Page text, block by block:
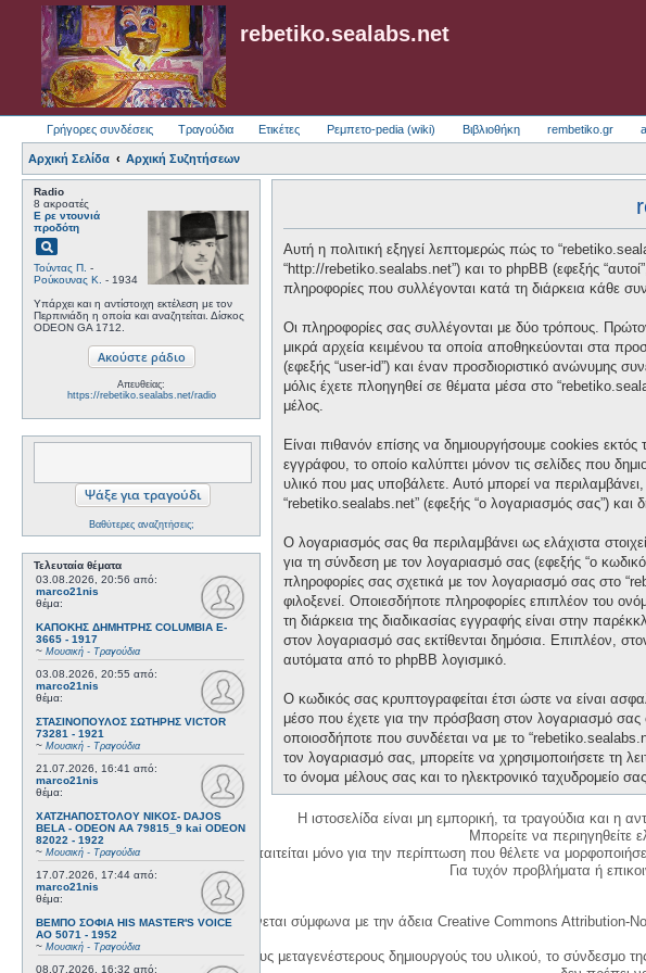
rebetiko.sealabs.net
Γρήγορες συνδέσεις Τραγούδια Ετικέτες Ρεμπετο-pedia (wiki) Βιβλιοθήκη rembetiko.gr
Αρχική Σελίδα Αρχική Συζητήσεων
Radio
8 ακροατές
Ε ρε ντουνιά
προδότη
pageview
Τούντας Π. -
Ρούκουνας Κ.
- 1934
Υπάρχει και η αντίστοιχη εκτέλεση με τον
Περπινιάδη η οποία και αναζητείται. Δίσκος
ODEON GA 1712.
Απευθείας:
https://rebetiko.sealabs.net/radio
Βαθύτερες αναζητήσεις;
Τελευταία θέματα
03.08.2026, 20:56 από:
marco21nis
θέμα:
ΚΑΠΟΚΗΣ ΔΗΜΗΤΡΗΣ COLUMBIA E-
3665 - 1917
~ Μουσική - Τραγούδια
03.08.2026, 20:55 από:
marco21nis
θέμα:
ΣΤΑΣΙΝΟΠΟΥΛΟΣ ΣΩΤΗΡΗΣ VICTOR
73281 - 1921
~ Μουσική - Τραγούδια
21.07.2026, 16:41 από:
marco21nis
θέμα:
ΧΑΤΖΗΑΠΟΣΤΟΛΟΥ ΝΙΚΟΣ- DAJOS
BELA - ODEON AA 79815_9 kai ODEON
82022 - 1922
~ Μουσική - Τραγούδια
17.07.2026, 17:44 από:
marco21nis
θέμα:
ΒΕΜΠΟ ΣΟΦΙΑ HIS MASTER'S VOICE
AO 5071 - 1952
~ Μουσική - Τραγούδια
08.07.2026, 16:32 από:
Αυτή η πολιτική εξηγεί λεπτομερώς πώς το
“http://rebetiko.sealabs.net”) και το phpBB (εφεξής
πληροφορίες που συλλέγονται κατά τη διάρκεια κάθε
Οι πληροφορίες σας συλλέγονται με δύο τρόπους.
μικρά αρχεία κειμένου τα οποία αποθηκεύονται στα
(εφεξής “user-id”) και έναν προσδιοριστικό ανώνυμης
μόλις έχετε πλοηγηθεί σε θέματα μέσα στο
μέλος.
Είναι πιθανόν επίσης να δημιουργήσουμε cookies
εγγράφου, το οποίο καλύπτει μόνον τις σελίδες που
υλικό που μας υποβάλετε. Αυτό μπορεί να
“rebetiko.sealabs.net” (εφεξής “ο λογαριασμός σας”) και
Ο λογαριασμός σας θα περιλαμβάνει ως ελάχιστα
για τη σύνδεση με τον λογαριασμό σας (εφεξής “ο
πληροφορίες σας σχετικά με τον λογαριασμό σας στο
φιλοξενεί. Οποιεσδήποτε πληροφορίες επιπλέον του
τη διάρκεια της διαδικασίας εγγραφής είναι στην
στον λογαριασμό σας εκτίθενται δημόσια. Επιπλέον,
αυτόματα από το phpBB λογισμικό.
Ο κωδικός σας κρυπτογραφείται έτσι ώστε να είναι
μέσο που έχετε για την πρόσβαση στον λογαριασμό
οποιοσδήποτε που συνδέεται να με το
τον λογαριασμό σας, μπορείτε να χρησιμοποιήσετε τη
το όνομα μέλους σας και το ηλεκτρονικό ταχυδρομείο
Η ιστοσελίδα είναι μη εμπορική, τα τραγούδια και η
Μπορείτε να περιηγηθείτε
Η δημιουργία λογαριασμού απαιτείται μόνο για την περίπτωση που θέλετε να
Για τυχόν προβλήματα ή
Η χρήση του υλικού της σελίδας γίνεται σύμφωνα με την άδεια Creative Commons Attribution-
1. Να αναφέρετε τον αρχικό και τους μεταγενέστερους δημιουργούς του υλικού, το